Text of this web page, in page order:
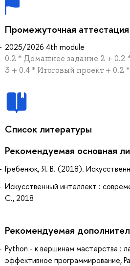
Промежуточная аттестация
2025/2026 4th module
0.2 * Домашнее задание 2 + 0.2
3 + 0.4 * Итоговый проект + 0.2
Список литературы
Рекомендуемая основная
Гребенюк, Я. В. (2018).
Искусственный интеллект :
С., 2018
Рекомендуемая
Python - к вершинам мастерства :
эффективное программирование,